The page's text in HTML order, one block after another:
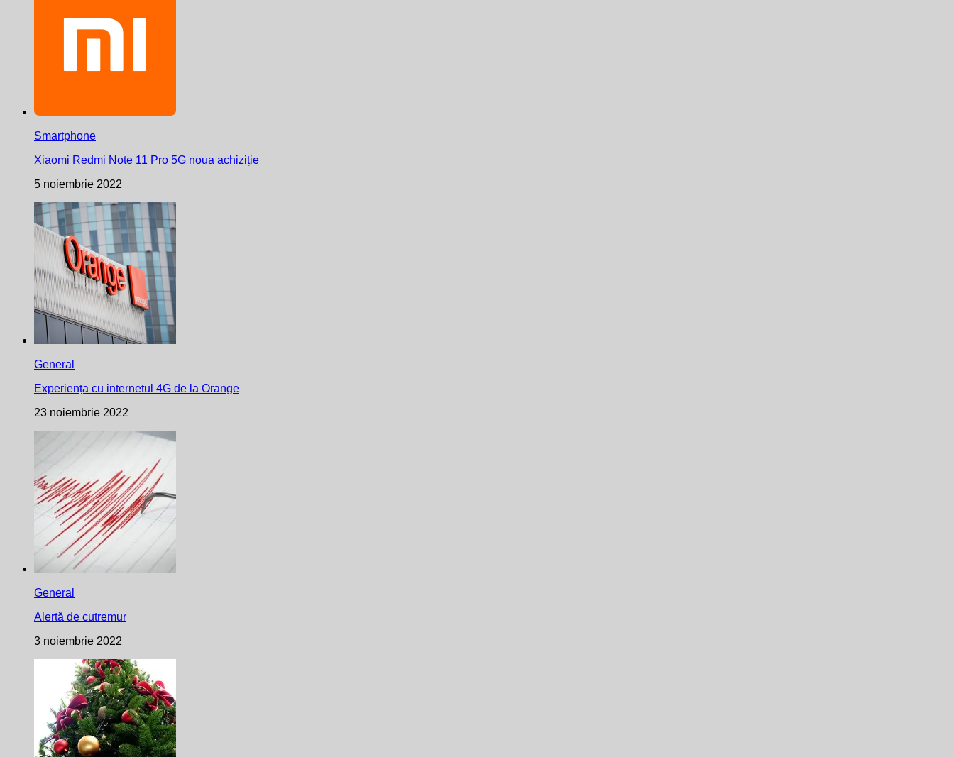
Smartphone
Xiaomi Redmi Note 11 Pro 5G noua achiziție
5 noiembrie 2022
General
Experiența cu internetul 4G de la Orange
23 noiembrie 2022
General
Alertă de cutremur
3 noiembrie 2022